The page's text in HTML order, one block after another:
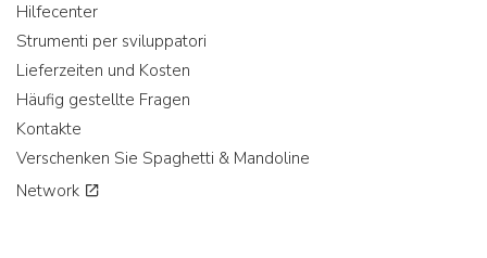
Hilfecenter
Strumenti per sviluppatori
Lieferzeiten und Kosten
Häufig gestellte Fragen
Kontakte
Verschenken Sie Spaghetti & Mandoline
Network